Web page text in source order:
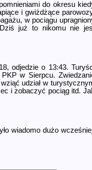
do okresu
i gwiżdżące
w pociągu
już to nikomu nie
odjedzie o 13:43.
w Sierpcu.
udział w
i zobaczyć pociąg itd.
wiadomo dużo